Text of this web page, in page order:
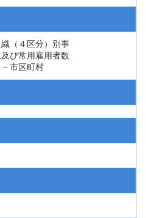
（４区分）別事
び常用雇用者数
－市区町村